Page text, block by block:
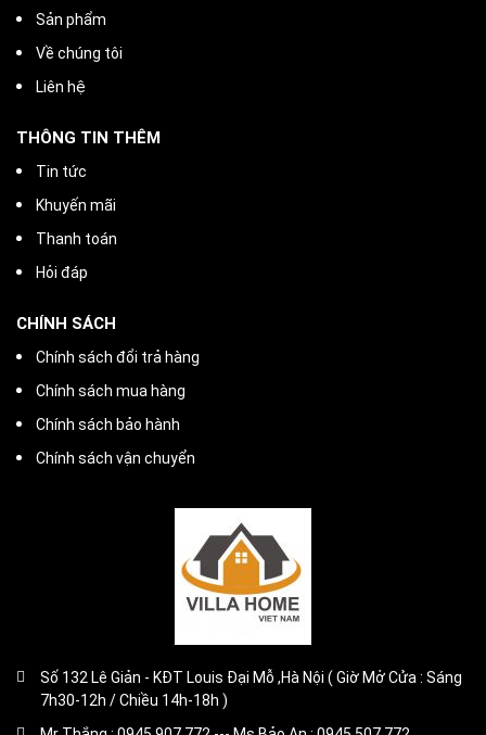
Sản phẩm
Về chúng tôi
Liên hệ
THÔNG TIN THÊM
Tin tức
Khuyến mãi
Thanh toán
Hỏi đáp
CHÍNH SÁCH
Chính sách đổi trả hàng
Chính sách mua hàng
Chính sách bảo hành
Chính sách vận chuyển
Số 132 Lê Giản - KĐT Louis Đại Mỗ ,Hà Nội ( Giờ Mở Cửa : Sáng
7h30-12h / Chiều 14h-18h )